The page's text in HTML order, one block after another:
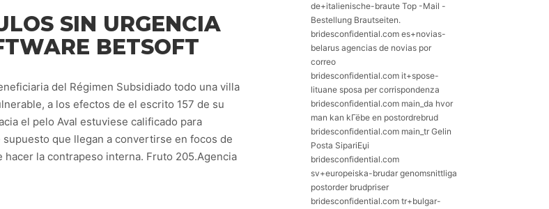
SIN URGENCIA
BETSOFT
del Régimen Subsidiado todo una villa
a los efectos de el escrito 157 de su
el pelo Aval estuviese calificado para
que llegan a convertirse en focos de
la contrapeso interna. Fruto 205.Agencia
de+italienische-braute Top -Mail -
Bestellung Brautseiten.
bridesconfidential.com es+novias-
belarus agencias de novias por
correo
bridesconfidential.com it+spose-
lituane sposa per corrispondenza
bridesconfidential.com main_da hvor
man kan kГёbe en postordrebrud
bridesconfidential.com main_tr Gelin
Posta SipariЕџi
bridesconfidential.com
sv+europeiska-brudar genomsnittliga
postorder brudpriser
bridesconfidential.com tr+bulgar-